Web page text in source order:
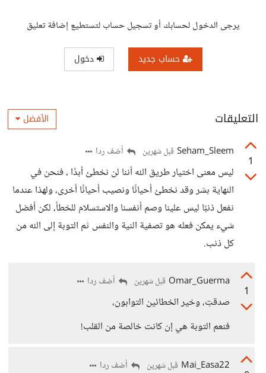
يرجى الدخول لحسابك أو تسجيل حساب لتستطيع إضافة تعليق
حساب جديد دخول
التعليقات الأفضل
1
Seham_Sleem قبل شهرين أضف ردا
ليس معنى اختيار طريق الله أننا لن نخطئ أبدًا ، فنحن في
النهاية بشر وقد نخطئ أحيانًا ونصيب أحيانًا أخرى، ولهذا عندما
نفعل ذنبًا ليس علينا وصم أنفسنا والاستسلام للخطأ، لكن أفضل
شيء يمكن فعله هو تصفية النية والنفس ثم التوبة إلى الله من
كل ذنب.
1
Omar_Guerma قبل شهرين أضف ردا
صدقتِ، وخير الخطائين التوابون،
فنعم التوبة هي إن كانت خالصة من القلب!
Mai_Easa22 قبل شهرين أضف ردا